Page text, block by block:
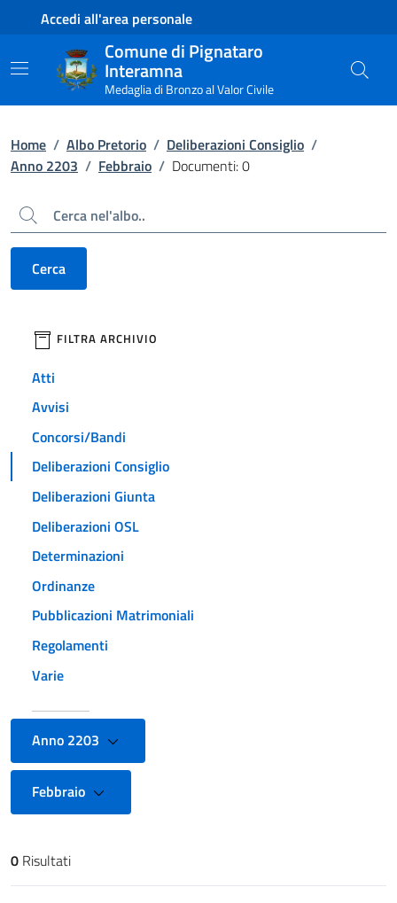
Contenuto principale
Piede di paginaAccedi all'area personale
Comune di Pignataro
Interamna
Medaglia di Bronzo al Valor Civile
Home / Albo Pretorio / Deliberazioni Consiglio /
Anno 2203 / Febbraio / Documenti: 0
Cerca
Cerca
filtri da applicare
FILTRA ARCHIVIO
Atti
Avvisi
Concorsi/Bandi
Deliberazioni Consiglio
Deliberazioni Giunta
Deliberazioni OSL
Determinazioni
Ordinanze
Pubblicazioni Matrimoniali
Regolamenti
Varie
Anno 2203
Febbraio
Risultati di ricerca
0 Risultati